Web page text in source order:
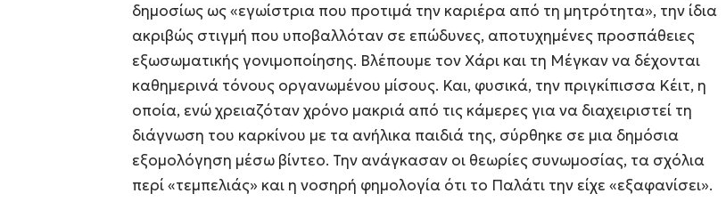
δημοσίως ως «εγωίστρια που προτιμά την καριέρα από τη μητρότητα», την ίδια
ακριβώς στιγμή που υποβαλλόταν σε επώδυνες, αποτυχημένες προσπάθειες
εξωσωματικής γονιμοποίησης. Βλέπουμε τον Χάρι και τη Μέγκαν να δέχονται
καθημερινά τόνους οργανωμένου μίσους. Και, φυσικά, την πριγκίπισσα Κέιτ, η
οποία, ενώ χρειαζόταν χρόνο μακριά από τις κάμερες για να διαχειριστεί τη
διάγνωση του καρκίνου με τα ανήλικα παιδιά της, σύρθηκε σε μια δημόσια
εξομολόγηση μέσω βίντεο. Την ανάγκασαν οι θεωρίες συνωμοσίας, τα σχόλια
περί «τεμπελιάς» και η νοσηρή φημολογία ότι το Παλάτι την είχε «εξαφανίσει».